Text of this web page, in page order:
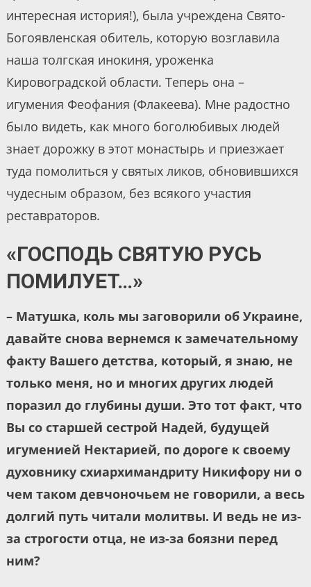
интересная история!), была учреждена Свято-
Богоявленская обитель, которую возглавила
наша толгская инокиня, уроженка
Кировоградской области. Теперь она –
игумения Феофания (Флакеева). Мне радостно
было видеть, как много боголюбивых людей
знает дорожку в этот монастырь и приезжает
туда помолиться у святых ликов, обновившихся
чудесным образом, без всякого участия
реставраторов.
«ГОСПОДЬ СВЯТУЮ РУСЬ
ПОМИЛУЕТ…»
– Матушка, коль мы заговорили об Украине,
давайте снова вернемся к замечательному
факту Вашего детства, который, я знаю, не
только меня, но и многих других людей
поразил до глубины души. Это тот факт, что
Вы со старшей сестрой Надей, будущей
игуменией Нектарией, по дороге к своему
духовнику схиархимандриту Никифору ни о
чем таком девчоночьем не говорили, а весь
долгий путь читали молитвы. И ведь не из-
за строгости отца, не из-за боязни перед
ним?